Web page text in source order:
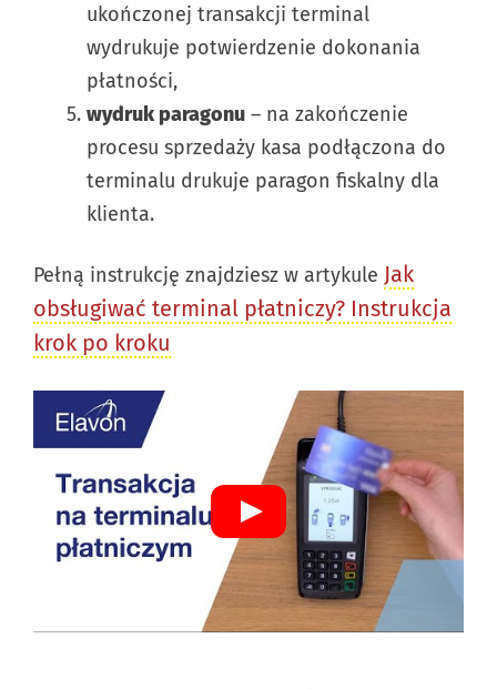
ukończonej transakcji terminal
wydrukuje potwierdzenie dokonania
płatności,
wydruk paragonu – na zakończenie
procesu sprzedaży kasa podłączona do
terminalu drukuje paragon fiskalny dla
klienta.
Pełną instrukcję znajdziesz w artykule Jak
obsługiwać terminal płatniczy? Instrukcja
krok po kroku